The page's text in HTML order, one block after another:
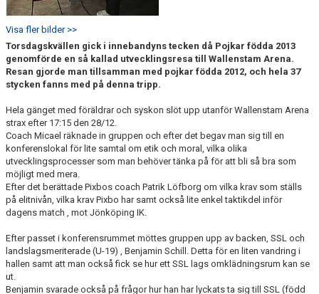
Visa fler bilder >>
Torsdagskvällen gick i innebandyns tecken då Pojkar födda 2013
genomförde en så kallad utvecklingsresa till Wallenstam Arena.
Resan gjorde man tillsamman med pojkar födda 2012, och hela 37
stycken fanns med på denna tripp.
Hela gänget med föräldrar och syskon slöt upp utanför Wallenstam Arena
strax efter 17:15 den 28/12.
Coach Micael räknade in gruppen och efter det begav man sig till en
konferenslokal för lite samtal om etik och moral, vilka olika
utvecklingsprocesser som man behöver tänka på för att bli så bra som
möjligt med mera.
Efter det berättade Pixbos coach Patrik Löfborg om vilka krav som ställs
på elitnivån, vilka krav Pixbo har samt också lite enkel taktikdel inför
dagens match , mot Jönköping IK.
Efter passet i konferensrummet möttes gruppen upp av backen, SSL och
landslagsmeriterade (U-19) , Benjamin Schill. Detta för en liten vandring i
hallen samt att man också fick se hur ett SSL lags omklädningsrum kan se
ut.
Benjamin svarade också på frågor hur han har lyckats ta sig till SSL (född